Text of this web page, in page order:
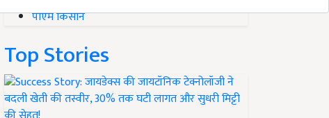
पीएम किसान
Top Stories